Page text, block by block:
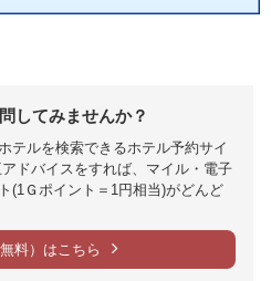
してみませんか？
テルを検索できるホテル予約サイ
ドバイスをすれば、マイル・電子
(1Ｇポイント＝1円相当)がどんど
料）はこちら